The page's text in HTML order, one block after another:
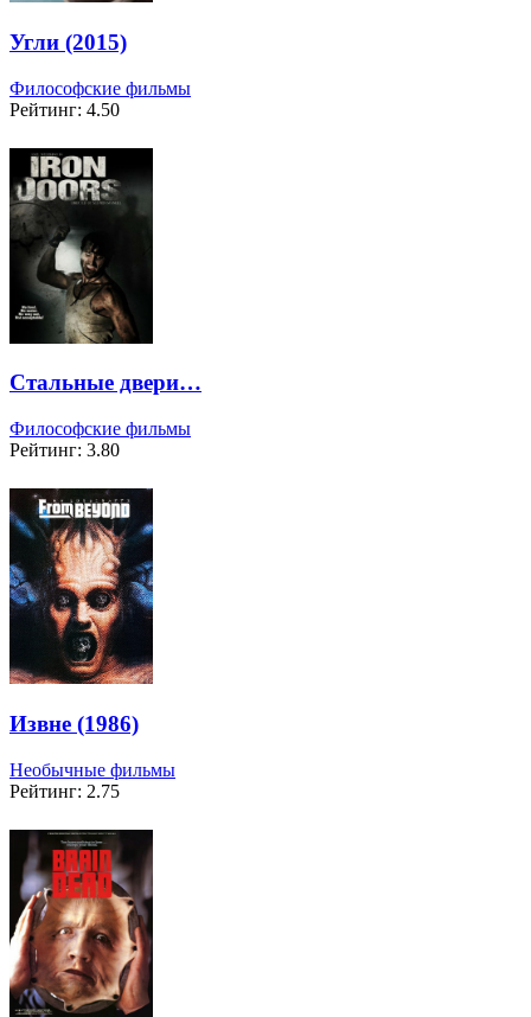
Угли (2015)
Философские фильмы
Рейтинг: 4.50
Стальные двери…
Философские фильмы
Рейтинг: 3.80
Извне (1986)
Необычные фильмы
Рейтинг: 2.75